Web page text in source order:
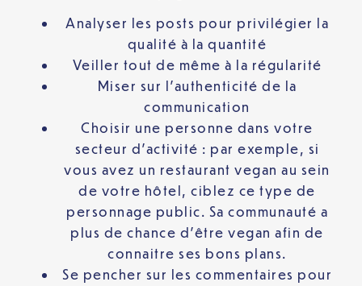
Analyser les posts pour privilégier la
qualité à la quantité
Veiller tout de même à la régularité
Miser sur l’authenticité de la
communication
Choisir une personne dans votre
secteur d’activité : par exemple, si
vous avez un restaurant vegan au sein
de votre hôtel, ciblez ce type de
personnage public. Sa communauté a
plus de chance d’être vegan afin de
connaitre ses bons plans.
Se pencher sur les commentaires pour